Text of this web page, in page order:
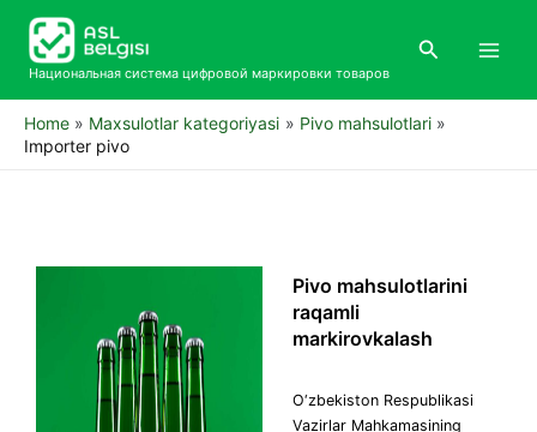
contentНациональная система цифровой маркировки товаров
Search
Home Maxsulotlar kategoriyasi
Pivo mahsulotlari
Importer pivo
Pivo mahsulotlarini
raqamli
markirovkalash
O‘zbekiston Respublikasi
Vazirlar Mahkamasining